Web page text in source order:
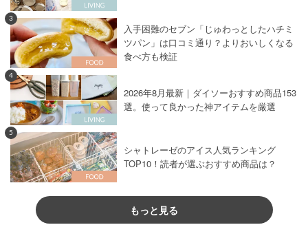
3
入手困難のセブン「じゅわっとしたハチミ
ツパン」は口コミ通り？よりおいしくなる
食べ方も検証
4
2026年8月最新｜ダイソーおすすめ商品153
選。使って良かった神アイテムを厳選
5
シャトレーゼのアイス人気ランキング
TOP10！読者が選ぶおすすめ商品は？
もっと見る